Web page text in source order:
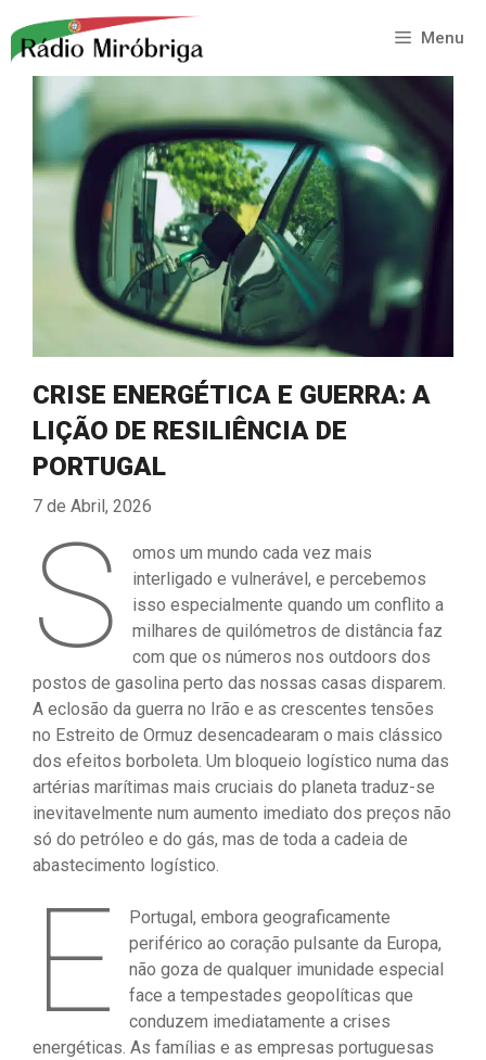
para
Menu
CRISE ENERGÉTICA E GUERRA: A
LIÇÃO DE RESILIÊNCIA DE
PORTUGAL
7 de Abril, 2026
S
omos um mundo cada vez mais
interligado e vulnerável, e percebemos
isso especialmente quando um conflito a
milhares de quilómetros de distância faz
com que os números nos outdoors dos
postos de gasolina perto das nossas casas disparem.
A eclosão da guerra no Irão e as crescentes tensões
no Estreito de Ormuz desencadearam o mais clássico
dos efeitos borboleta. Um bloqueio logístico numa das
artérias marítimas mais cruciais do planeta traduz-se
inevitavelmente num aumento imediato dos preços não
só do petróleo e do gás, mas de toda a cadeia de
abastecimento logístico.
E
Portugal, embora geograficamente
periférico ao coração pulsante da Europa,
não goza de qualquer imunidade especial
face a tempestades geopolíticas que
conduzem imediatamente a crises
energéticas. As famílias e as empresas portuguesas